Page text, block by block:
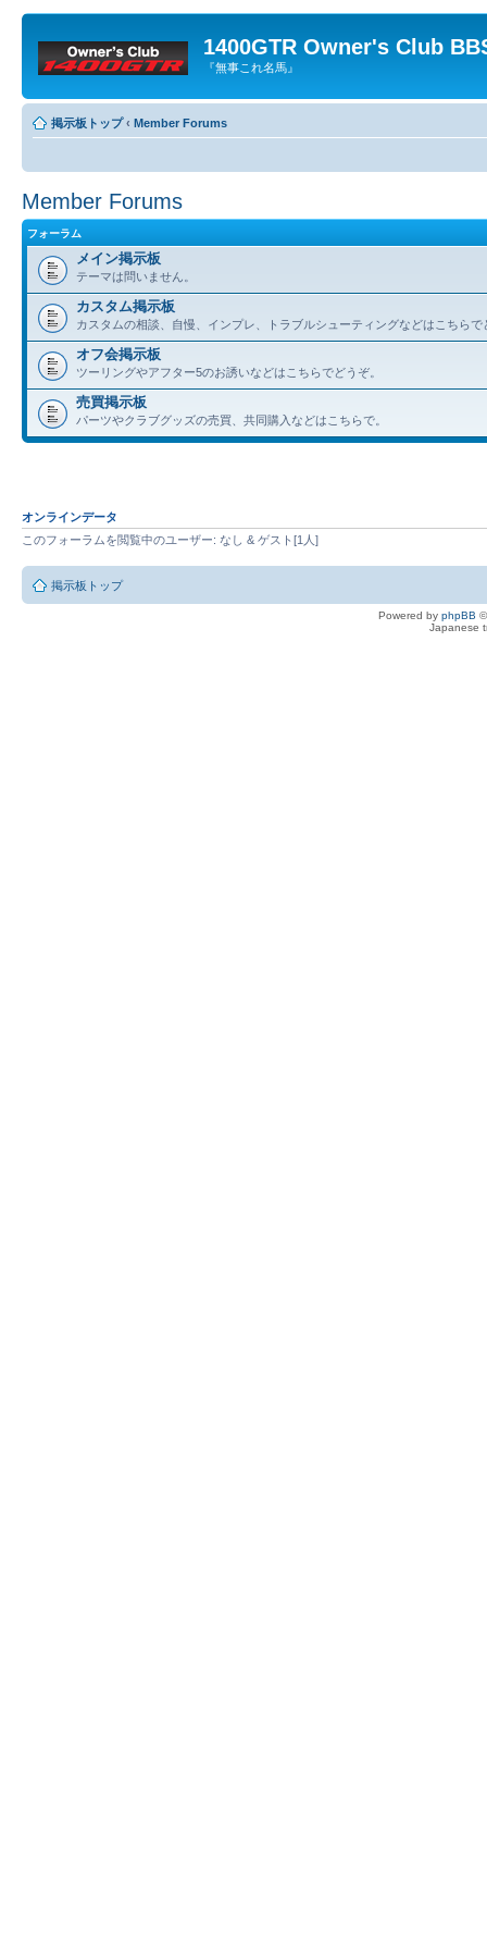
1400GTR Owner's Club
『無事これ名馬』
掲示板トップ ‹ Member Forums
Member Forums
フォーラム
メイン掲示板
テーマは問いません。
カスタム掲示板
カスタムの相談、自慢、インプレ、トラブルシューティングなどはこちらで
オフ会掲示板
ツーリングやアフター5のお誘いなどはこちらでどうぞ。
売買掲示板
パーツやクラブグッズの売買、共同購入などはこちらで。
オンラインデータ
このフォーラムを閲覧中のユーザー: なし & ゲスト[1人]
掲示板トップ
Powered by phpBB
Japanese